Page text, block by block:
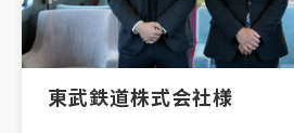
東武鉄道株式会社様